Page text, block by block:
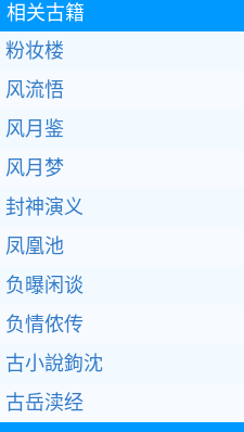
相关古籍
粉妆楼
风流悟
风月鉴
风月梦
封神演义
凤凰池
负曝闲谈
负情侬传
古小說鉤沈
古岳渎经